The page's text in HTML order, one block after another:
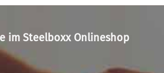
im Steelboxx Onlineshop